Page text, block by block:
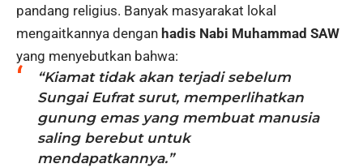
pandang religius. Banyak masyarakat lokal
mengaitkannya dengan hadis Nabi Muhammad SAW
yang menyebutkan bahwa:
“Kiamat tidak akan terjadi sebelum
Sungai Eufrat surut, memperlihatkan
gunung emas yang membuat manusia
saling berebut untuk
mendapatkannya.”